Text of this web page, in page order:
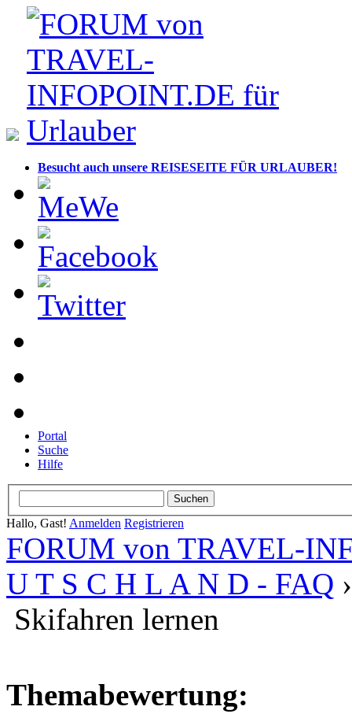
Besucht auch unsere REISESEITE FÜR URLAUBER!
Portal
Suche
Hilfe
Hallo, Gast! Anmelden Registrieren
FORUM von TRAVEL-
U T S C H L A N D - FAQ
Skifahren lernen
Themabewertung: